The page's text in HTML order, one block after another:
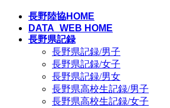
長野陸協HOME
DATA_WEB HOME
長野県記録
長野県記録/男子
長野県記録/女子
長野県記録/男女
長野県高校生記録/男子
長野県高校生記録/女子